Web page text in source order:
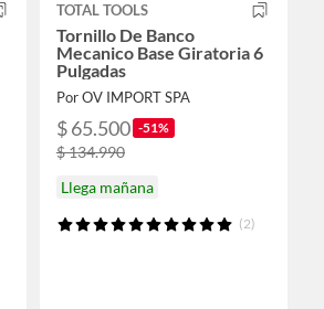
TOTAL TOOLS
Tornillo De Banco
Mecanico Base Giratoria 6
Pulgadas
Por OV IMPORT SPA
$ 65.500 -51%
$ 134.990
Llega mañana
(2)